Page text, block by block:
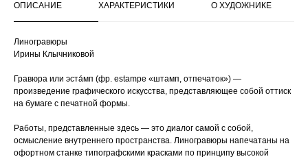
ОПИСАНИЕ ХАРАКТЕРИСТИКИ О ХУДОЖНИКЕ
Линогравюры
Ирины Клычниковой
Гравюра или эста́мп (фр. estampe «штамп, отпечаток») —
произведение графического искусства, представляющее собой оттиск
на бумаге с печатной формы.
Работы, представленные здесь — это диалог самой с собой,
осмысление внутреннего пространства. Линогравюры напечатаны на
офортном станке типографскими красками по принципу высокой